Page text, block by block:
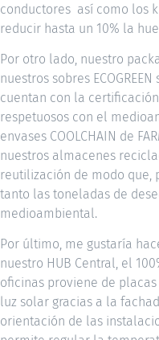
conductores así como los
reducir hasta un 10% la
Por otro lado, nuestro
nuestros sobres
cuentan con la
respetuosos con el
envases COOLCHAIN de
nuestros almacenes
reutilización de modo que,
tanto las toneladas de
medioambiental.
Por último, me gustaría
nuestro HUB Central, el
oficinas proviene de
luz solar gracias a la
orientación de las